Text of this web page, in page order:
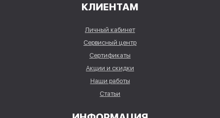
КЛИЕНТАМ
Личный кабинет
Сервисный центр
Сертификаты
Акции и скидки
Наши работы
Статьи